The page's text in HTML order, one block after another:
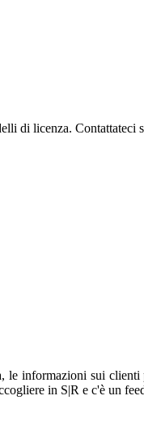
di licenza. Contattateci
informazioni sui clienti
in S|R e c'è un